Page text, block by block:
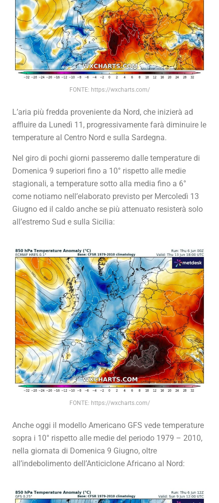
FONTE: https://wxcharts.com/
L’aria più fredda proveniente da Nord, che inizierà ad
affluire da Lunedì 11, progressivamente farà diminuire le
temperature al Centro Nord e sulla Sardegna.
Nel giro di pochi giorni passeremo dalle temperature di
Domenica 9 superiori fino a 10° rispetto alle medie
stagionali, a temperature sotto alla media fino a 6°
come notiamo nell’elaborato previsto per Mercoledì 13
Giugno ed il caldo anche se più attenuato resisterà solo
all’estremo Sud e sulla Sicilia:
FONTE: https://wxcharts.com/
Anche oggi il modello Americano GFS vede temperature
sopra i 10° rispetto alle medie del periodo 1979 – 2010,
nella giornata di Domenica 9 Giugno, oltre
all’indebolimento dell’Anticiclone Africano al Nord: